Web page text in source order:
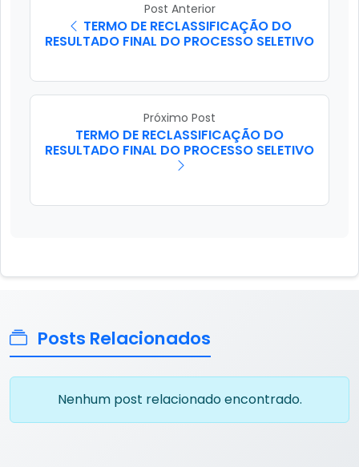
Post Anterior
TERMO DE RECLASSIFICAÇÃO DO
RESULTADO FINAL DO PROCESSO SELETIVO
Próximo Post
TERMO DE RECLASSIFICAÇÃO DO
RESULTADO FINAL DO PROCESSO SELETIVO
Posts Relacionados
Nenhum post relacionado encontrado.